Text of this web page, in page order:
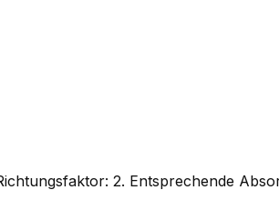
2. Entsprechende